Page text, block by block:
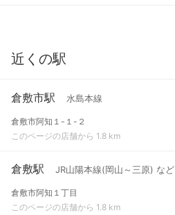
近くの駅
倉敷市駅 水島本線
倉敷市阿知１-１-２
このページの店舗から 1.8 km
倉敷駅 JR山陽本線(岡山～三原) など
倉敷市阿知１丁目
このページの店舗から 1.8 km